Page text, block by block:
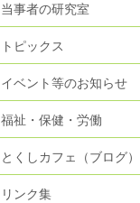
当事者の研究室
トピックス
イベント等のお知らせ
福祉・保健・労働
とくしカフェ（ブログ）
リンク集